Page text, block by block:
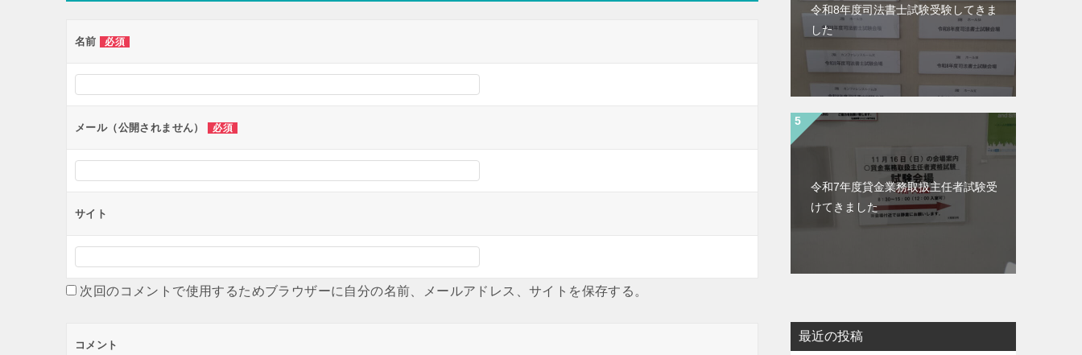
ー
ョ
ン
名前 必須
メール（公開されません） 必須
サイト
次回のコメントで使用するためブラウザーに自分の名前、メールアドレス、サイトを保存する。
コメント
令和8年度司法書士試験受験してきま
した
令和7年度貸金業務取扱主任者試験受
けてきました
最近の投稿